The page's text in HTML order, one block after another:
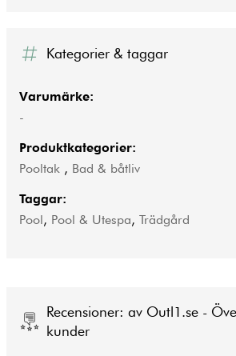
Kategorier & taggar
Varumärke:
-
Produktkategorier:
Pooltak , Bad & båtliv
Taggar:
Pool, Pool & Utespa, Trädgård
Recensioner: av Outl1.se -
kunder